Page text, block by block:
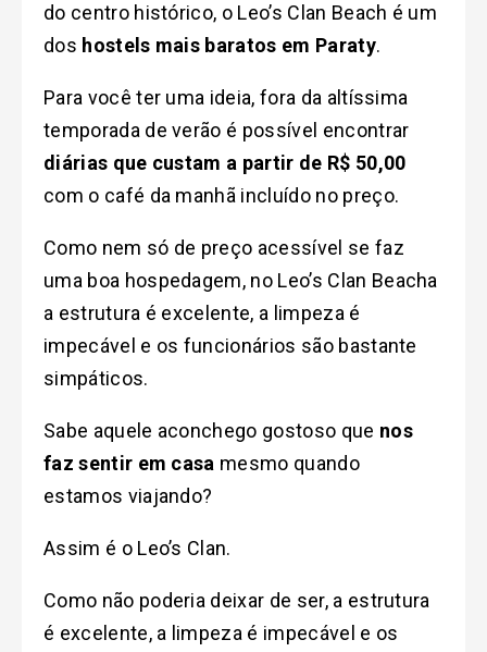
do centro histórico, o Leo’s Clan Beach é um
dos hostels mais baratos em Paraty.
Para você ter uma ideia, fora da altíssima
temporada de verão é possível encontrar
diárias que custam a partir de R$ 50,00
com o café da manhã incluído no preço.
Como nem só de preço acessível se faz
uma boa hospedagem, no Leo’s Clan Beacha
a estrutura é excelente, a limpeza é
impecável e os funcionários são bastante
simpáticos.
Sabe aquele aconchego gostoso que nos
faz sentir em casa mesmo quando
estamos viajando?
Assim é o Leo’s Clan.
Como não poderia deixar de ser, a estrutura
é excelente, a limpeza é impecável e os